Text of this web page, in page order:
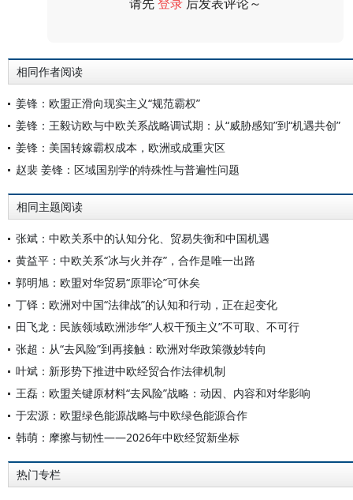
相同作者阅读
姜锋：欧盟正滑向现实主义“规范霸权”
姜锋：王毅访欧与中欧关系战略调试期：从“威胁感知”到“机遇共创”
姜锋：美国转嫁霸权成本，欧洲或成重灾区
赵裴 姜锋：区域国别学的特殊性与普遍性问题
相同主题阅读
张斌：中欧关系中的认知分化、贸易失衡和中国机遇
黄益平：中欧关系“冰与火并存”，合作是唯一出路
郭明旭：欧盟对华贸易“原罪论”可休矣
丁铎：欧洲对中国“法律战”的认知和行动，正在起变化
田飞龙：民族领域欧洲涉华“人权干预主义”不可取、不可行
张超：从“去风险”到再接触：欧洲对华政策微妙转向
叶斌：新形势下推进中欧经贸合作法律机制
王磊：欧盟关键原材料“去风险”战略：动因、内容和对华影响
于宏源：欧盟绿色能源战略与中欧绿色能源合作
韩萌：摩擦与韧性——2026年中欧经贸新坐标
热门专栏